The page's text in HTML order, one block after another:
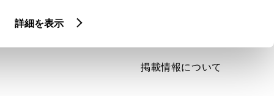
詳細を表示
掲載情報について